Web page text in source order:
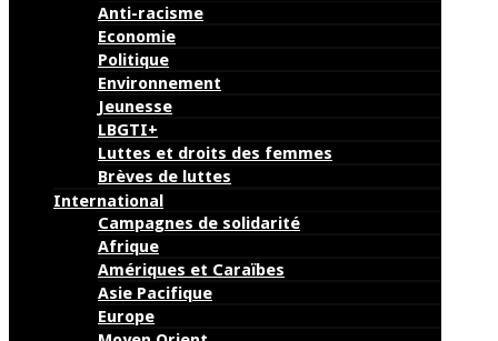
Anti-racisme
Economie
Politique
Environnement
Jeunesse
LBGTI+
Luttes et droits des femmes
Brèves de luttes
International
Campagnes de solidarité
Afrique
Amériques et Caraïbes
Asie Pacifique
Europe